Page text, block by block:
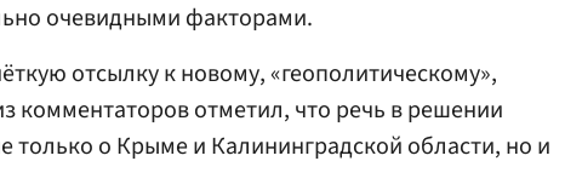
очевидными факторами.
отсылку к новому, «геополитическому»,
комментаторов отметил, что речь в решении
только о Крыме и Калининградской области, но и